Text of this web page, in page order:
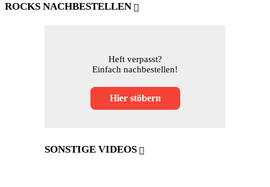
ROCKS NACHBESTELLEN
Heft verpasst?
Einfach nachbestellen!
Hier stöbern
SONSTIGE VIDEOS